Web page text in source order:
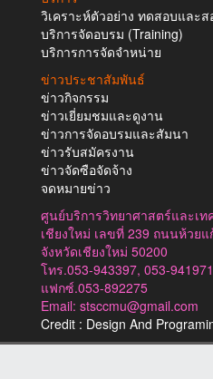
วิเคราะห์ตัวอย่าง ทดสอบและส
บริการจัดอบรม (Training)
บริการการจัดจำหน่าย
ข่าวประชาสัมพันธ์
ข่าวกิจกรรม
ข่าวเยี่ยมชมและดูงาน
ข่าวการจัดอบรมและสัมนา
ข่าวรับสมัครงาน
ข่าวจัดซือจัดจ้าง
จดหมายข่าว
ศูนย์บริการวิทยาศาสตร์และเ
เชียงใหม่ เลขที่ 239 ถนนห้วยแ
จังหวัดเชียงใหม่ 50200
โทร.053-943397, 053-941971
แฟกซ์.053-892275
Email: stsccmu@gmail.com
Credit : Design And